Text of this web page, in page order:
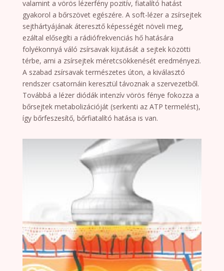
valamint a vörös lézerfény pozitív, fiatalító hatást
gyakorol a bőrszövet egészére. A soft-lézer a zsírsejtek
sejthártyájának áteresztő képességét növeli meg,
ezáltal elősegíti a rádiófrekvenciás hő hatására
folyékonnyá váló zsírsavak kijutását a sejtek közötti
térbe, ami a zsírsejtek méretcsökkenését eredményezi.
A szabad zsírsavak természetes úton, a kiválasztó
rendszer csatornáin keresztül távoznak a szervezetből.
Továbbá a lézer diódák intenzív vörös fénye fokozza a
bőrsejtek metabolizációját (serkenti az ATP termelést),
így bőrfeszesítő, bőrfiatalító hatása is van.